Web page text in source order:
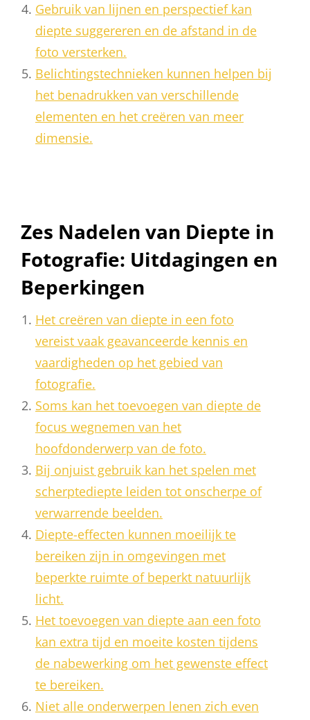
Gebruik van lijnen en perspectief kan
diepte suggereren en de afstand in de
foto versterken.
Belichtingstechnieken kunnen helpen bij
het benadrukken van verschillende
elementen en het creëren van meer
dimensie.
Zes Nadelen van Diepte in
Fotografie: Uitdagingen en
Beperkingen
Het creëren van diepte in een foto
vereist vaak geavanceerde kennis en
vaardigheden op het gebied van
fotografie.
Soms kan het toevoegen van diepte de
focus wegnemen van het
hoofdonderwerp van de foto.
Bij onjuist gebruik kan het spelen met
scherptediepte leiden tot onscherpe of
verwarrende beelden.
Diepte-effecten kunnen moeilijk te
bereiken zijn in omgevingen met
beperkte ruimte of beperkt natuurlijk
licht.
Het toevoegen van diepte aan een foto
kan extra tijd en moeite kosten tijdens
de nabewerking om het gewenste effect
te bereiken.
Niet alle onderwerpen lenen zich even